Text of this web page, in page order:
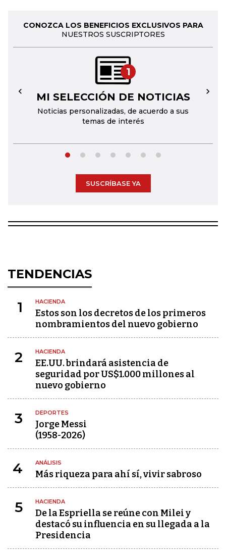
CONOZCA LOS BENEFICIOS EXCLUSIVOS PARA
NUESTROS SUSCRIPTORES
1
MI SELECCIÓN DE NOTICIAS
Noticias personalizadas, de acuerdo a sus
temas de interés
← →
SUSCRÍBASE YA
TENDENCIAS
1 HACIENDA
Estos son los decretos de los primeros
nombramientos del nuevo gobierno
2 HACIENDA
EE.UU. brindará asistencia de
seguridad por US$1.000 millones al
nuevo gobierno
3 DEPORTES
Jorge Messi
(1958-2026)
4 ANÁLISIS
Más riqueza para ahí sí, vivir sabroso
5 HACIENDA
De la Espriella se reúne con Milei y
destacó su influencia en su llegada a la
Presidencia